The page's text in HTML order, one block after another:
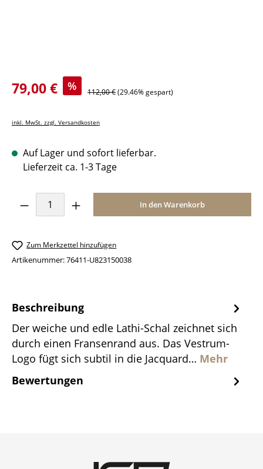
Verkaufspreis:
79,00 € % Regulärer Preis:
112,00 €(29.46% gespart)
inkl. MwSt. zzgl. Versandkosten
Auf Lager und sofort lieferbar.
Lieferzeit ca. 1-3 Tage
Produkt Anzahl: Gib den gewünschten
In den Warenkorb
Zum Merkzettel hinzufügen
Artikenummer:76411-U823150038
Beschreibung
Der weiche und edle Lathi-Schal zeichnet sich
durch einen Fransenrand aus. Das Vestrum-
Logo fügt sich subtil in die Jacquard… Mehr
Bewertungen